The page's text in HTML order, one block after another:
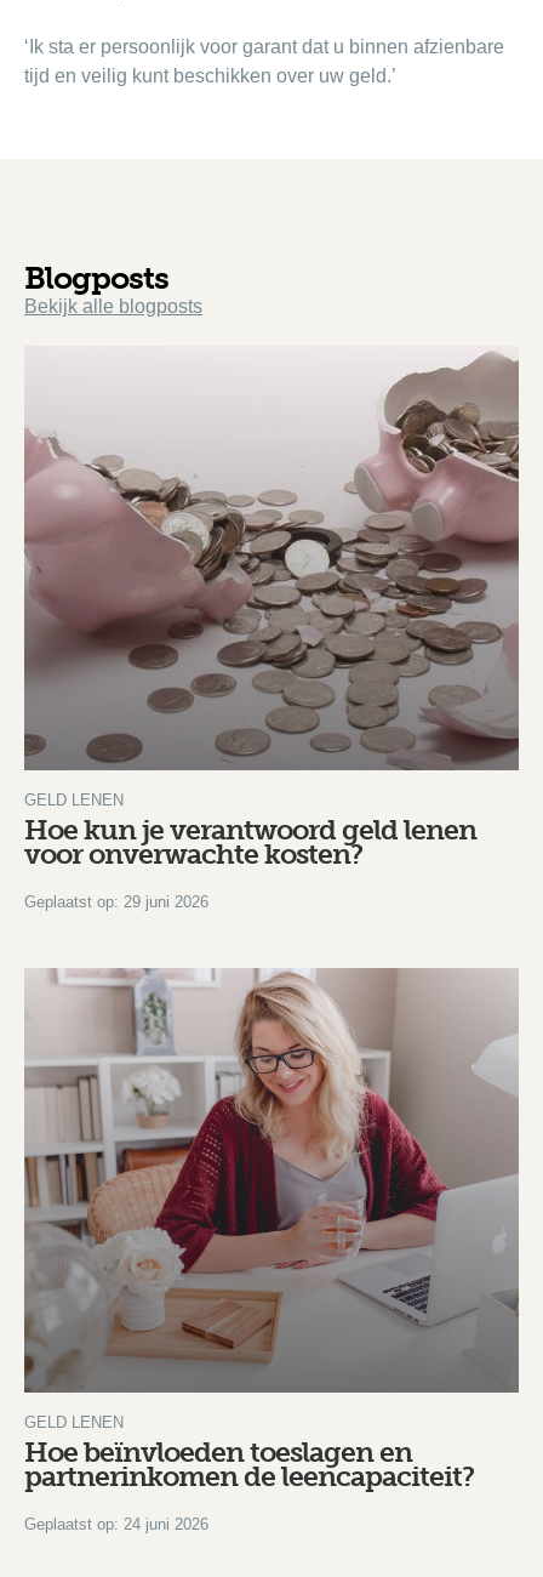
‘Ik sta er persoonlijk voor garant dat u binnen afzienbare
tijd en veilig kunt beschikken over uw geld.’
Blogposts
Bekijk alle blogposts
GELD LENEN
Hoe kun je verantwoord geld lenen
voor onverwachte kosten?
Geplaatst op: 29 juni 2026
GELD LENEN
Hoe beïnvloeden toeslagen en
partnerinkomen de leencapaciteit?
Geplaatst op: 24 juni 2026